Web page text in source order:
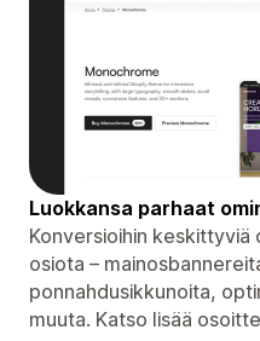
Luokkansa parhaat
Konversioihin keskittyviä
osiota –
ponnahdusikkunoita,
muuta. Katso lisää